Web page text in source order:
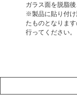
ガラス面を脱脂
※製品に貼り付け
たものとなりま
行ってください。